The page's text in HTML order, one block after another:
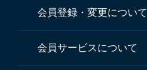
会員登録・変更について
会員サービスについて